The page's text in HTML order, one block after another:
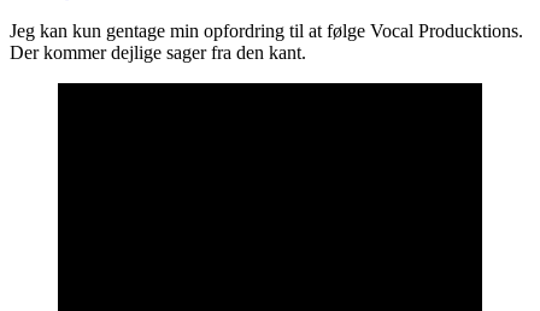
Jeg kan kun gentage min opfordring til at følge Vocal Producktions.
Der kommer dejlige sager fra den kant.